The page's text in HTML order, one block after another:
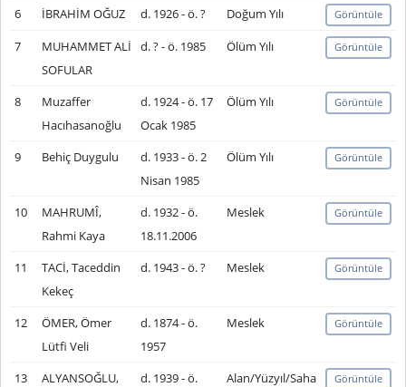
6 İBRAHİM OĞUZ d. 1926 - ö. ? Doğum Yılı Görüntüle
7
MUHAMMET ALİ
SOFULAR
d. ? - ö. 1985 Ölüm Yılı Görüntüle
8
Muzaffer
Hacıhasanoğlu
d. 1924 - ö. 17
Ocak 1985
Ölüm Yılı Görüntüle
9 Behiç Duygulu
d. 1933 - ö. 2
Nisan 1985
Ölüm Yılı Görüntüle
10
MAHRUMÎ,
Rahmi Kaya
d. 1932 - ö.
18.11.2006
Meslek Görüntüle
11
TACİ, Taceddin
Kekeç
d. 1943 - ö. ? Meslek Görüntüle
12
ÖMER, Ömer
Lütfi Veli
d. 1874 - ö.
1957
Meslek Görüntüle
13
ALYANSOĞLU,
d. 1939 - ö.
Alan/Yüzyıl/Saha Görüntüle